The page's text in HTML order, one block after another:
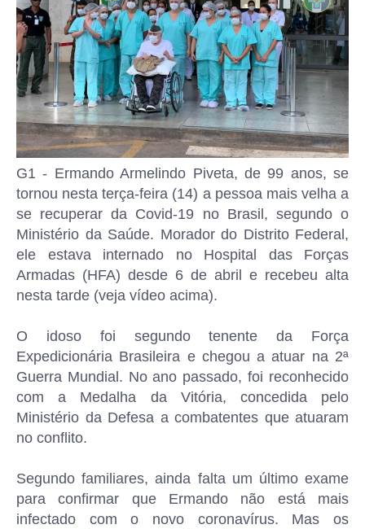
G1 - Ermando Armelindo Piveta, de 99 anos, se
tornou nesta terça-feira (14) a pessoa mais velha a
se recuperar da Covid-19 no Brasil, segundo o
Ministério da Saúde. Morador do Distrito Federal,
ele estava internado no Hospital das Forças
Armadas (HFA) desde 6 de abril e recebeu alta
nesta tarde (veja vídeo acima).
O idoso foi segundo tenente da Força
Expedicionária Brasileira e chegou a atuar na 2ª
Guerra Mundial. No ano passado, foi reconhecido
com a Medalha da Vitória, concedida pelo
Ministério da Defesa a combatentes que atuaram
no conflito.
Segundo familiares, ainda falta um último exame
para confirmar que Ermando não está mais
infectado com o novo coronavírus. Mas os